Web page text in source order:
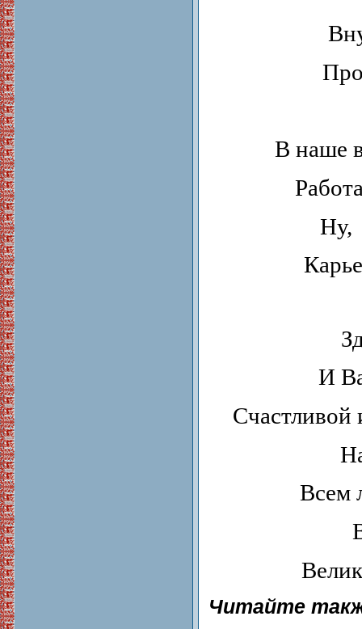
В наше
Ну,
И
Счастливой
Всем
Читайте